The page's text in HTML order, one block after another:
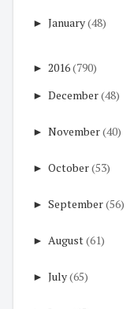
► January(48)
► 2016(790)
► December(48)
► November(40)
► October(53)
► September(56)
► August(61)
► July(65)